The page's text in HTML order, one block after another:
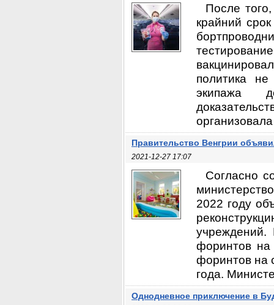
После
крайний
политика
экипажа
Правительство Венгрии
2021-12-27 17:07
Согласно
2022 году
учреждений.
форинтов
форинтов на
года.
Однодневное приключение в